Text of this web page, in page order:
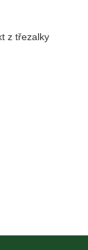
z třezalky